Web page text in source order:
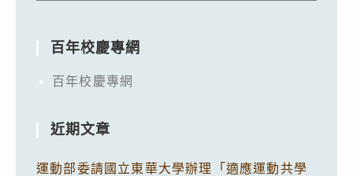
百年校慶專網
百年校慶專網
近期文章
運動部委請國立東華大學辦理「適應運動共學